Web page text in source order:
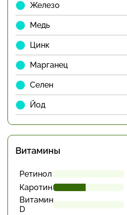
Железо
Медь
Цинк
Марганец
Селен
Йод
Витамины
Ретинол
Каротин
Витамин
D